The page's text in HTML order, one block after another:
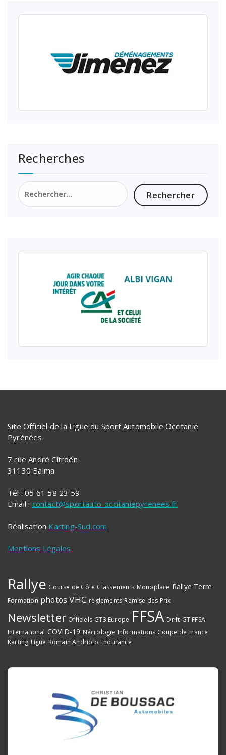
Recherches
Rechercher :
Site Officiel de la Ligue du Sport Automobile Occitanie
Pyrénées
7 rue André Citroën
31130 Balma
Tél : 05 61 58 23 59
Email : contact@sportauto-occitaniepyrenees.fr
Réalisation Karting-Sud.com
Mentions Légales
Rallye Course de Côte Classements Monoplace Rallye Terre
Formation photos VHC règlements Remise des Prix
Newsletter Officiels GT3 Europe FFSA Drift GT FFSA
International COVID-19 Nécrologie Informations Coupe de France
Karting Ligue Romain Andriolo Endurance